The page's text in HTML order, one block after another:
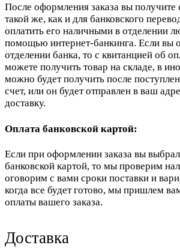
После оформления заказа вы получите
такой же, как и для банковского
оплатить его наличными в отделении
помощью интернет-банкинга. Если вы
отделении банка, то с квитанцией об
можете получить товар на складе, в
можно будет получить после
счет, или он будет отправлен в ваш
доставку.
Оплата банковской картой:
Если при оформлении заказа вы
банковской картой, то мы проверим
оговорим с вами сроки поставки и
когда все будет готово, мы пришлем
оплаты вашего заказа.
Доставка